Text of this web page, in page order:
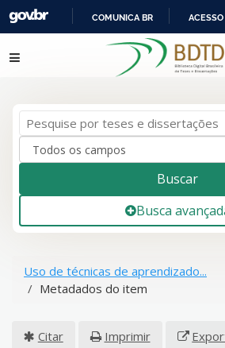
IR
PARA
COMUNICA BR
Pular para o conteúdo
Buscar
Busca
Uso de técnicas de aprendizado...
Metadados do item
Citar Imprimir